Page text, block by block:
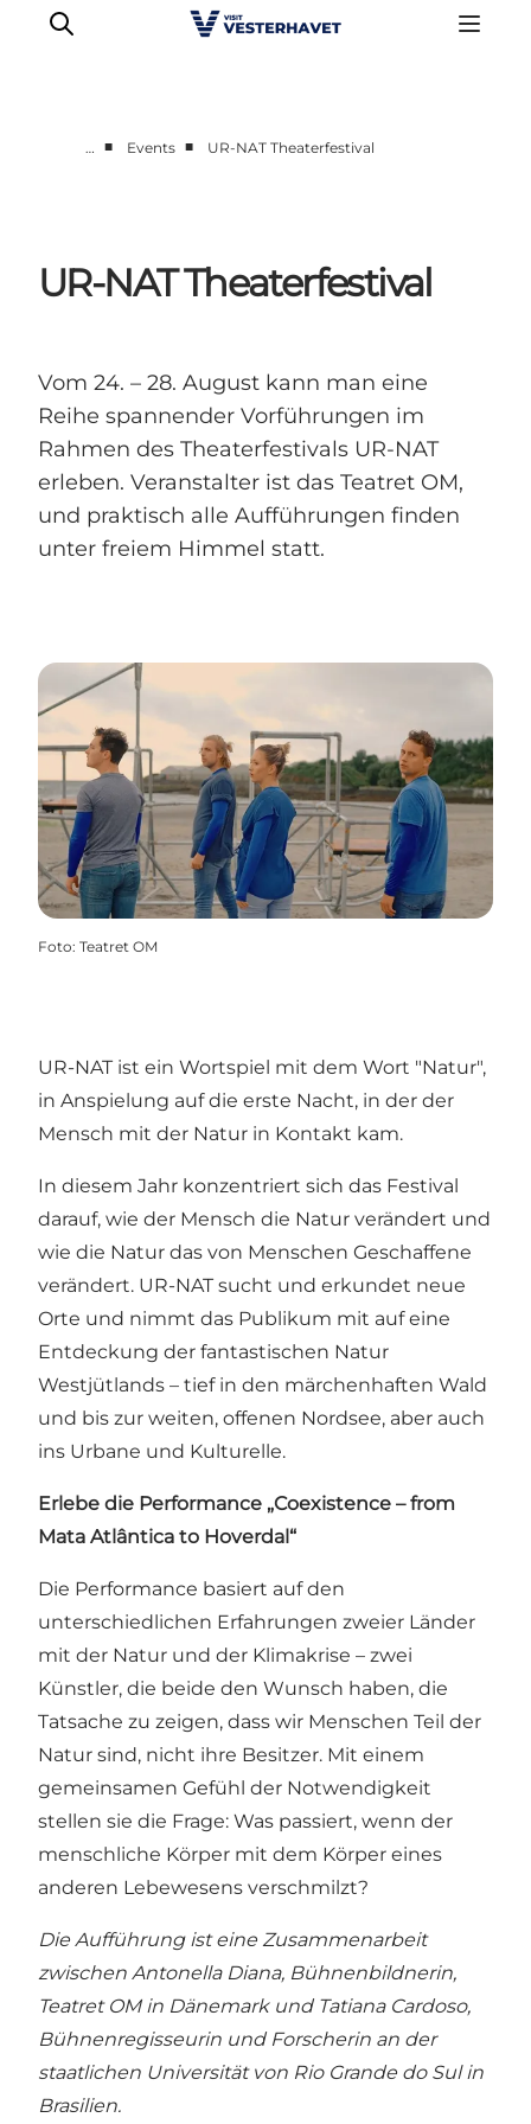
Unsere Städte
Essen & Übernachtung
Plane deine Reise
… ■ Events ■ UR-NAT Theaterfestival
UR-NAT Theaterfestival
Vom 24. – 28. August kann man eine
Reihe spannender Vorführungen im
Rahmen des Theaterfestivals UR-NAT
erleben. Veranstalter ist das Teatret OM,
und praktisch alle Aufführungen finden
unter freiem Himmel statt.
Foto: Teatret OM
UR-NAT ist ein Wortspiel mit dem Wort "Natur",
in Anspielung auf die erste Nacht, in der der
Mensch mit der Natur in Kontakt kam.
In diesem Jahr konzentriert sich das Festival
darauf, wie der Mensch die Natur verändert und
wie die Natur das von Menschen Geschaffene
verändert. UR-NAT sucht und erkundet neue
Orte und nimmt das Publikum mit auf eine
Entdeckung der fantastischen Natur
Westjütlands – tief in den märchenhaften Wald
und bis zur weiten, offenen Nordsee, aber auch
ins Urbane und Kulturelle.
Erlebe die Performance „Coexistence – from
Mata Atlântica to Hoverdal“
Die Performance basiert auf den
unterschiedlichen Erfahrungen zweier Länder
mit der Natur und der Klimakrise – zwei
Künstler, die beide den Wunsch haben, die
Tatsache zu zeigen, dass wir Menschen Teil der
Natur sind, nicht ihre Besitzer. Mit einem
gemeinsamen Gefühl der Notwendigkeit
stellen sie die Frage: Was passiert, wenn der
menschliche Körper mit dem Körper eines
anderen Lebewesens verschmilzt?
Die Aufführung ist eine Zusammenarbeit
zwischen Antonella Diana, Bühnenbildnerin,
Teatret OM in Dänemark und Tatiana Cardoso,
Bühnenregisseurin und Forscherin an der
staatlichen Universität von Rio Grande do Sul in
Brasilien.